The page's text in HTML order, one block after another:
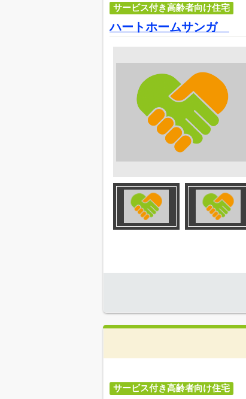
サービス付き高齢者向け住宅
ハートホームサンガ
サービス付き高齢者向け住宅